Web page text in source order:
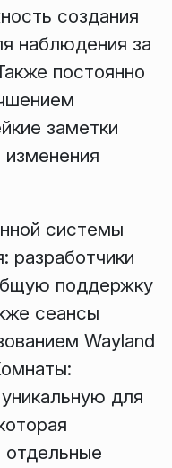
создания
наблюдения за
постоянно
заметки
системы
разработчики
поддержку
сеансы
Wayland
для
отдельные